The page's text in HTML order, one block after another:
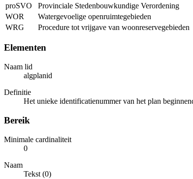
proSVO
Provinciale Stedenbouwkundige Verordening
WOR
Watergevoelige openruimtegebieden
WRG
Procedure tot vrijgave van woonreservegebieden
Elementen
Naam lid
algplanid
Definitie
Het unieke identificatienummer van het plan
Bereik
Minimale cardinaliteit
0
Naam
Tekst (0)